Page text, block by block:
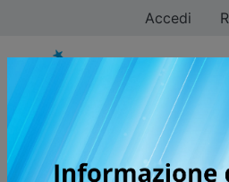
Accedi